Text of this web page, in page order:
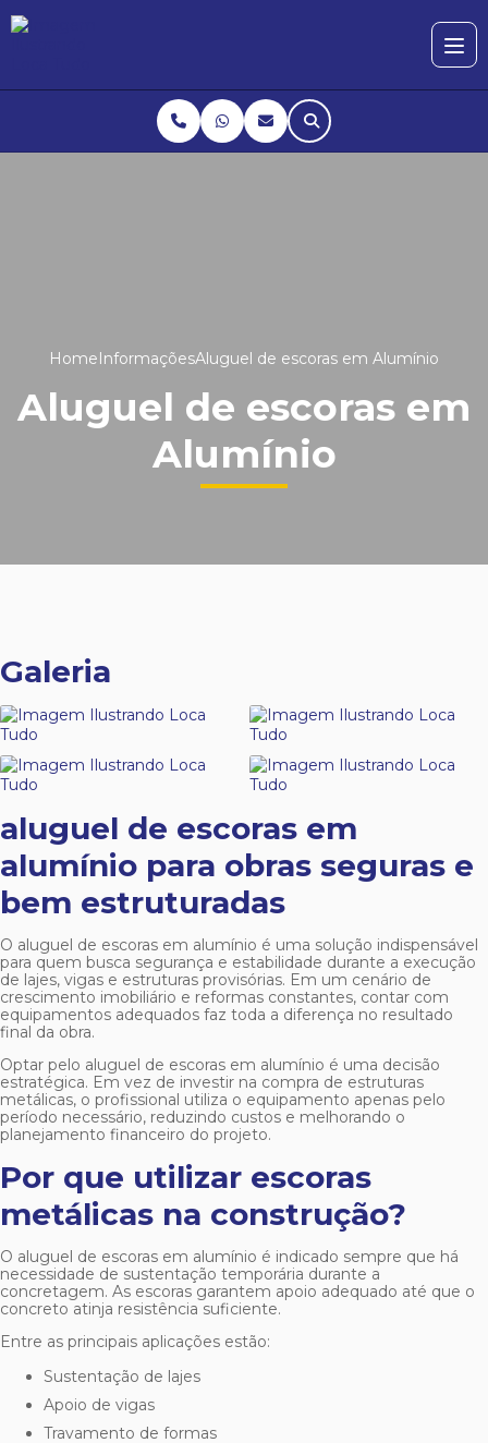
HomeInformaçõesAluguel de escoras em Alumínio
Aluguel de escoras em
Alumínio
Galeria
aluguel de escoras em
alumínio para obras seguras e
bem estruturadas
O aluguel de escoras em alumínio é uma solução indispensável
para quem busca segurança e estabilidade durante a execução
de lajes, vigas e estruturas provisórias. Em um cenário de
crescimento imobiliário e reformas constantes, contar com
equipamentos adequados faz toda a diferença no resultado
final da obra.
Optar pelo aluguel de escoras em alumínio é uma decisão
estratégica. Em vez de investir na compra de estruturas
metálicas, o profissional utiliza o equipamento apenas pelo
período necessário, reduzindo custos e melhorando o
planejamento financeiro do projeto.
Por que utilizar escoras
metálicas na construção?
O aluguel de escoras em alumínio é indicado sempre que há
necessidade de sustentação temporária durante a
concretagem. As escoras garantem apoio adequado até que o
concreto atinja resistência suficiente.
Entre as principais aplicações estão:
Sustentação de lajes
Apoio de vigas
Travamento de formas